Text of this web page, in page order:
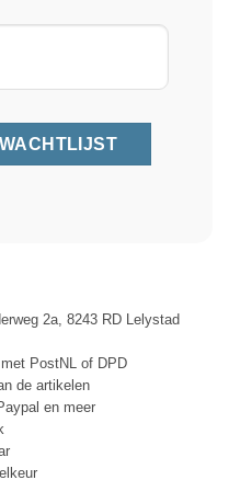
2a, 8243 RD Lelystad
PostNL of DPD
de artikelen
en meer